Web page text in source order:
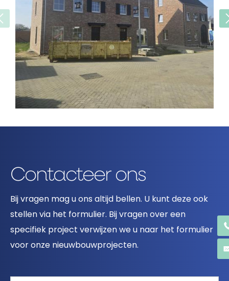
Contacteer ons
Bij vragen mag u ons altijd bellen. U kunt deze ook
stellen via het formulier. Bij vragen over een
specifiek project verwijzen we u naar het formulier
voor onze nieuwbouwprojecten.